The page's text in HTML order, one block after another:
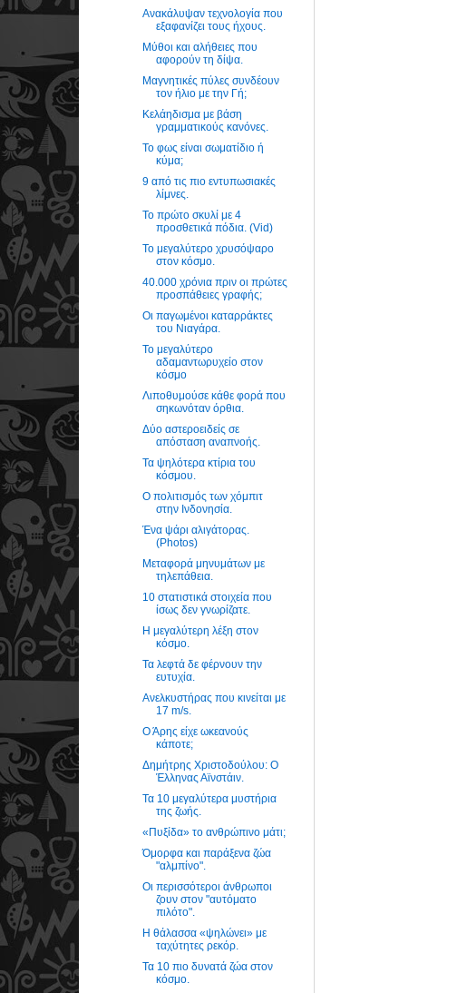
Ανακάλυψαν τεχνολογία που
εξαφανίζει τους ήχους.
Μύθοι και αλήθειες που
αφορούν τη δίψα.
Μαγνητικές πύλες συνδέουν
τον ήλιο με την Γή;
Κελάηδισμα με βάση
γραμματικούς κανόνες.
Το φως είναι σωματίδιο ή
κύμα;
9 από τις πιο εντυπωσιακές
λίμνες.
Το πρώτο σκυλί με 4
προσθετικά πόδια. (Vid)
To μεγαλύτερο χρυσόψαρο
στον κόσμο.
40.000 χρόνια πριν οι πρώτες
προσπάθειες γραφής;
Οι παγωμένοι καταρράκτες
του Νιαγάρα.
Το μεγαλύτερο
αδαμαντωρυχείο στον
κόσμο
Λιποθυμούσε κάθε φορά που
σηκωνόταν όρθια.
Δύο αστεροειδείς σε
απόσταση αναπνοής.
Τα ψηλότερα κτίρια του
κόσμου.
Ο πολιτισμός των χόμπιτ
στην Ινδονησία.
Ένα ψάρι αλιγάτορας.
(Photos)
Μεταφορά μηνυμάτων με
τηλεπάθεια.
10 στατιστικά στοιχεία που
ίσως δεν γνωρίζατε.
Η μεγαλύτερη λέξη στον
κόσμο.
Τα λεφτά δε φέρνουν την
ευτυχία.
Ανελκυστήρας που κινείται με
17 m/s.
Ο Άρης είχε ωκεανούς
κάποτε;
Δημήτρης Χριστοδούλου: Ο
Έλληνας Αϊνστάιν.
Τα 10 μεγαλύτερα μυστήρια
της ζωής.
«Πυξίδα» το ανθρώπινο μάτι;
Όμορφα και παράξενα ζώα
"αλμπίνο".
Οι περισσότεροι άνθρωποι
ζουν στον "αυτόματο
πιλότο".
Η θάλασσα «ψηλώνει» με
ταχύτητες ρεκόρ.
Τα 10 πιο δυνατά ζώα στον
κόσμο.